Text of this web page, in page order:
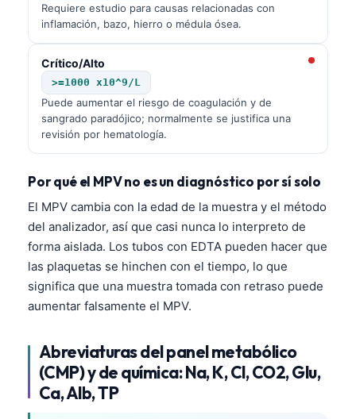
Requiere estudio para causas relacionadas con
inflamación, bazo, hierro o médula ósea.
Crítico/Alto
>=1000 x10^9/L
Puede aumentar el riesgo de coagulación y de
sangrado paradójico; normalmente se justifica una
revisión por hematología.
Por qué el MPV no es un diagnóstico por sí solo
El MPV cambia con la edad de la muestra y el método
del analizador, así que casi nunca lo interpreto de
forma aislada. Los tubos con EDTA pueden hacer que
las plaquetas se hinchen con el tiempo, lo que
significa que una muestra tomada con retraso puede
aumentar falsamente el MPV.
Abreviaturas del panel metabólico
(CMP) y de química: Na, K, Cl, CO2, Glu,
Ca, Alb, TP